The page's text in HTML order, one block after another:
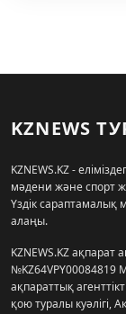
KZNEWS
KZNEWS.KZ -
мәдени және спорт
Үздік
алаңы.
KZNEWS.KZ ақпарат
№KZ64VPY00084819
ақпараттық
қою туралы куәлігі,